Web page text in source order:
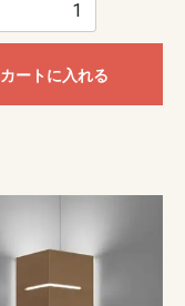
カートに入れる